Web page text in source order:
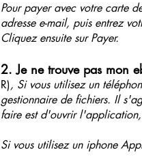
Pour payer avec votre carte
adresse e-mail, puis entrez
Cliquez ensuite sur Payer.
2. Je ne trouve pas mon
R), Si vous utilisez un
gestionnaire de fichiers. Il
faire est d'ouvrir
Si vous utilisez un iphone